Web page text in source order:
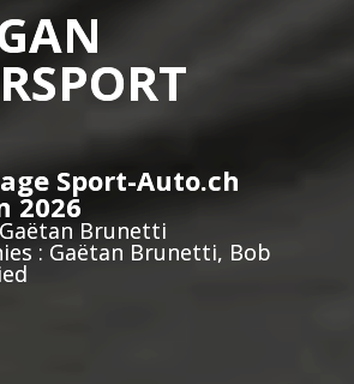
Sport-Auto.ch
2026
Brunetti
: Gaëtan Brunetti, Bob